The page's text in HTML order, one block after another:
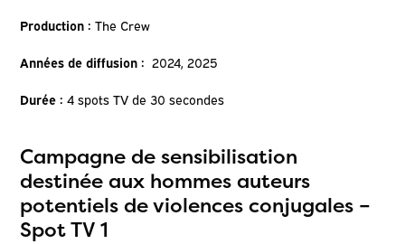
Production :The Crew
Années de diffusion : 2024, 2025
Durée :4 spots TV de 30 secondes
Campagne de sensibilisation
destinée aux hommes auteurs
potentiels de violences conjugales –
Spot TV 1